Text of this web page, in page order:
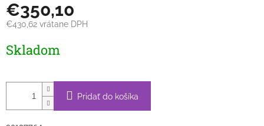
€350,10
€430,62 vrátane DPH
cena:
Skladom
Pridať do košíka